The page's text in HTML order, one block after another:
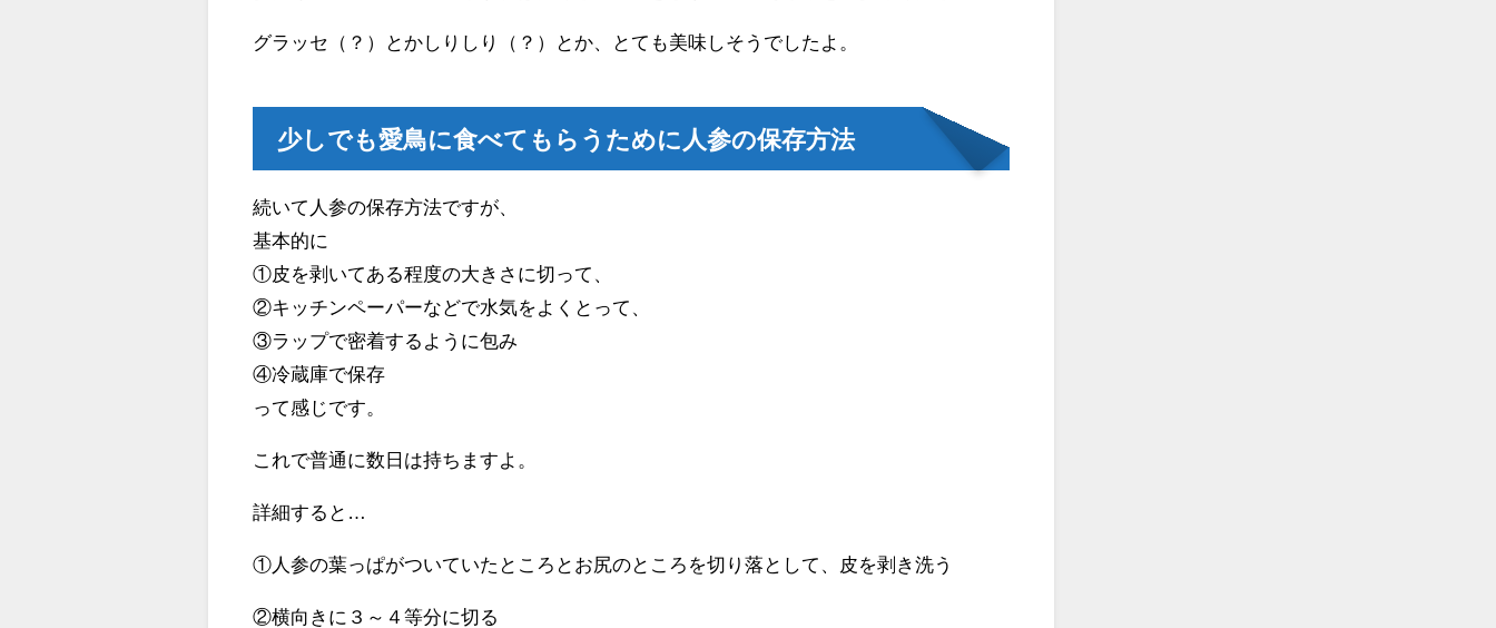
グラッセ（？）とかしりしり（？）とか、とても美味しそうでしたよ。
少しでも愛鳥に食べてもらうために人参の保存方法
続いて人参の保存方法ですが、
基本的に
①皮を剥いてある程度の大きさに切って、
②キッチンペーパーなどで水気をよくとって、
③ラップで密着するように包み
④冷蔵庫で保存
って感じです。
これで普通に数日は持ちますよ。
詳細すると…
①人参の葉っぱがついていたところとお尻のところを切り落として、皮を剥き洗う
②横向きに３～４等分に切る